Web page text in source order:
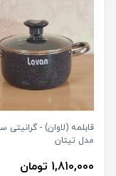
مدل تیتان
1,810,000 تومان